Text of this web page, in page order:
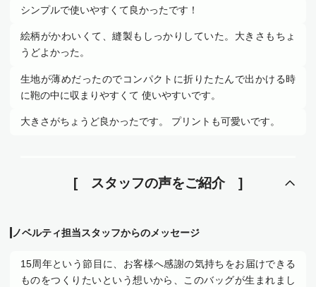
シンプルで使いやすくて良かったです！
絵柄がかわいくて、縫製もしっかりしていた。大きさもちょ
うどよかった。
生地が薄めだったのでコンパクトに折りたたんで出かける時
に鞄の中に収まりやすくて 使いやすいです。
大きさがちょうど良かったです。 プリントも可愛いです。
スタッフの声をご紹介
ノベルティ担当スタッフからのメッセージ
15周年という節目に、お客様へ感謝の気持ちをお届けできる
ものをつくりたいという想いから、このバッグが生まれまし